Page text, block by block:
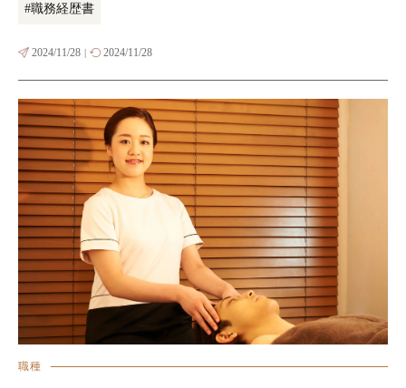
#職務経歴書
2024/11/28 | 2024/11/28
職種